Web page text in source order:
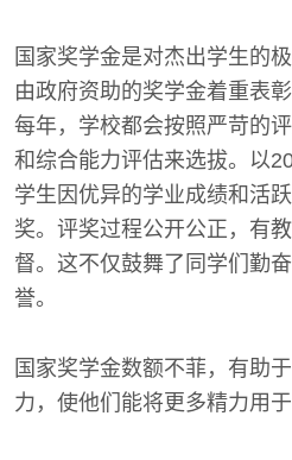
国家奖学金是对杰出学生的
由政府资助的奖学金着重表
每年，学校都会按照严苛的
和综合能力评估来选拔。以
学生因优异的学业成绩和活
奖。评奖过程公开公正，有
督。这不仅鼓舞了同学们勤
誉。
国家奖学金数额不菲，有助
力，使他们能将更多精力用